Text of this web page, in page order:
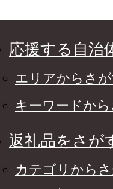
応援する自治
エリアからさ
キーワードか
返礼品をさが
カテゴリから